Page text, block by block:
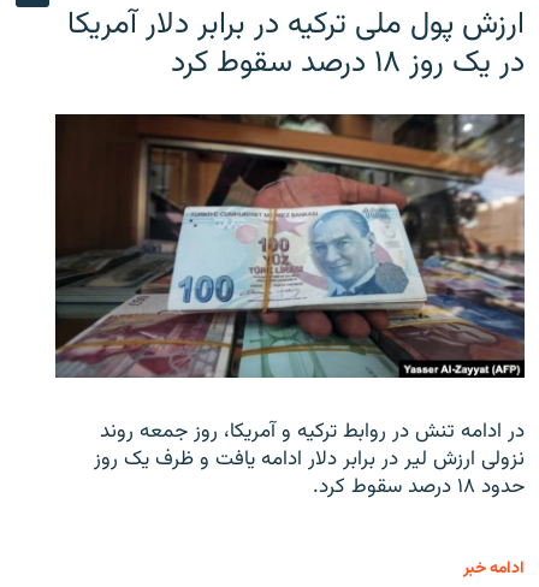
ارزش پول ملی ترکیه در برابر دلار آمریکا
در یک روز ۱۸ درصد سقوط کرد
در ادامه تنش در روابط ترکیه و آمریکا، روز جمعه روند
نزولی ارزش لیر در برابر دلار ادامه یافت و ظرف یک روز
حدود ۱۸ درصد سقوط کرد.
ادامه خبر